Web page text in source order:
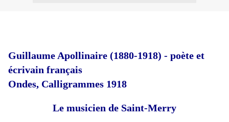
Guillaume Apollinaire (1880-1918) - poète et
écrivain français
Ondes, Calligrammes 1918
Le musicien de Saint-Merry